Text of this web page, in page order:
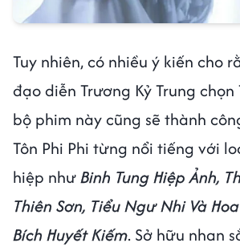
Tuy nhiên, có nhiều ý kiến cho
đạo diễn Trương Kỷ Trung chọn
bộ phim này cũng sẽ thành
Tôn Phi Phi từng nổi tiếng với
hiệp nhưBinh Tung Hiệp Ảnh,
Thiên Sơn, Tiểu Ngư Nhi Và
Bích Huyết Kiếm. Sở hữu nhan